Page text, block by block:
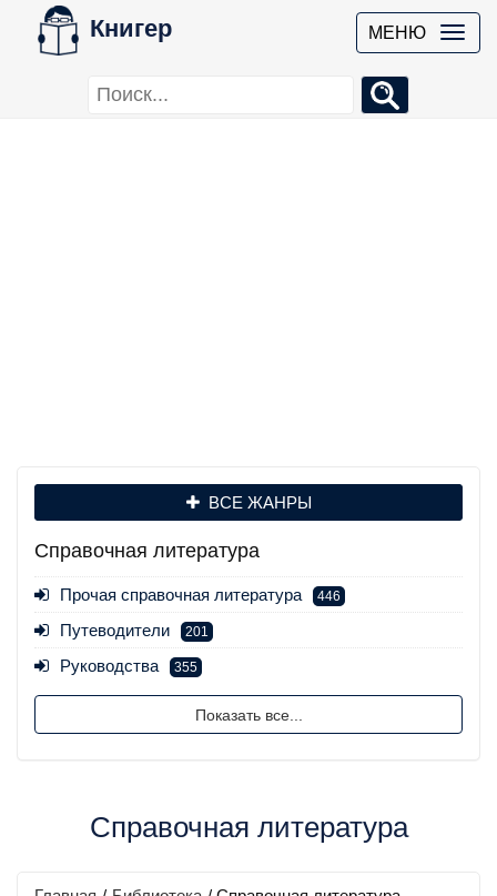
Книгер МЕНЮ
ВСЕ ЖАНРЫ
Справочная литература
Прочая справочная литература 446
Путеводители 201
Руководства 355
Показать все...
Справочная литература